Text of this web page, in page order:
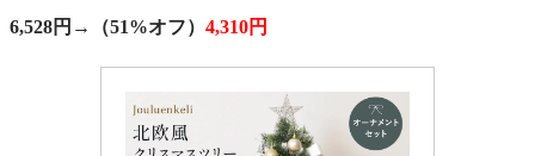
6,528円→ （51%オフ） 4,310円